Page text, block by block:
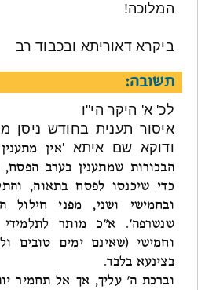
המלוכה!
ביקרא דאוריתא ובכבוד רב
תשובה:
לכ' א' היקר הי"ו
איסור תענית בחודש ניסן
ודוקא שם איתא 'אין
הבכורות שמתענין בערב הפסח,
כדי שיכנסו לפסח בתאוה,
ובחמישי ושני, מפני חילול
שנשרפה'. א"כ מותר
וחמישי (שאינם ימים טובים
בצינעא בלבד.
וברכת ה' עליך, אך אל תחמיר